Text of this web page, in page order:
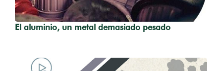
El aluminio, un metal demasiado pesado